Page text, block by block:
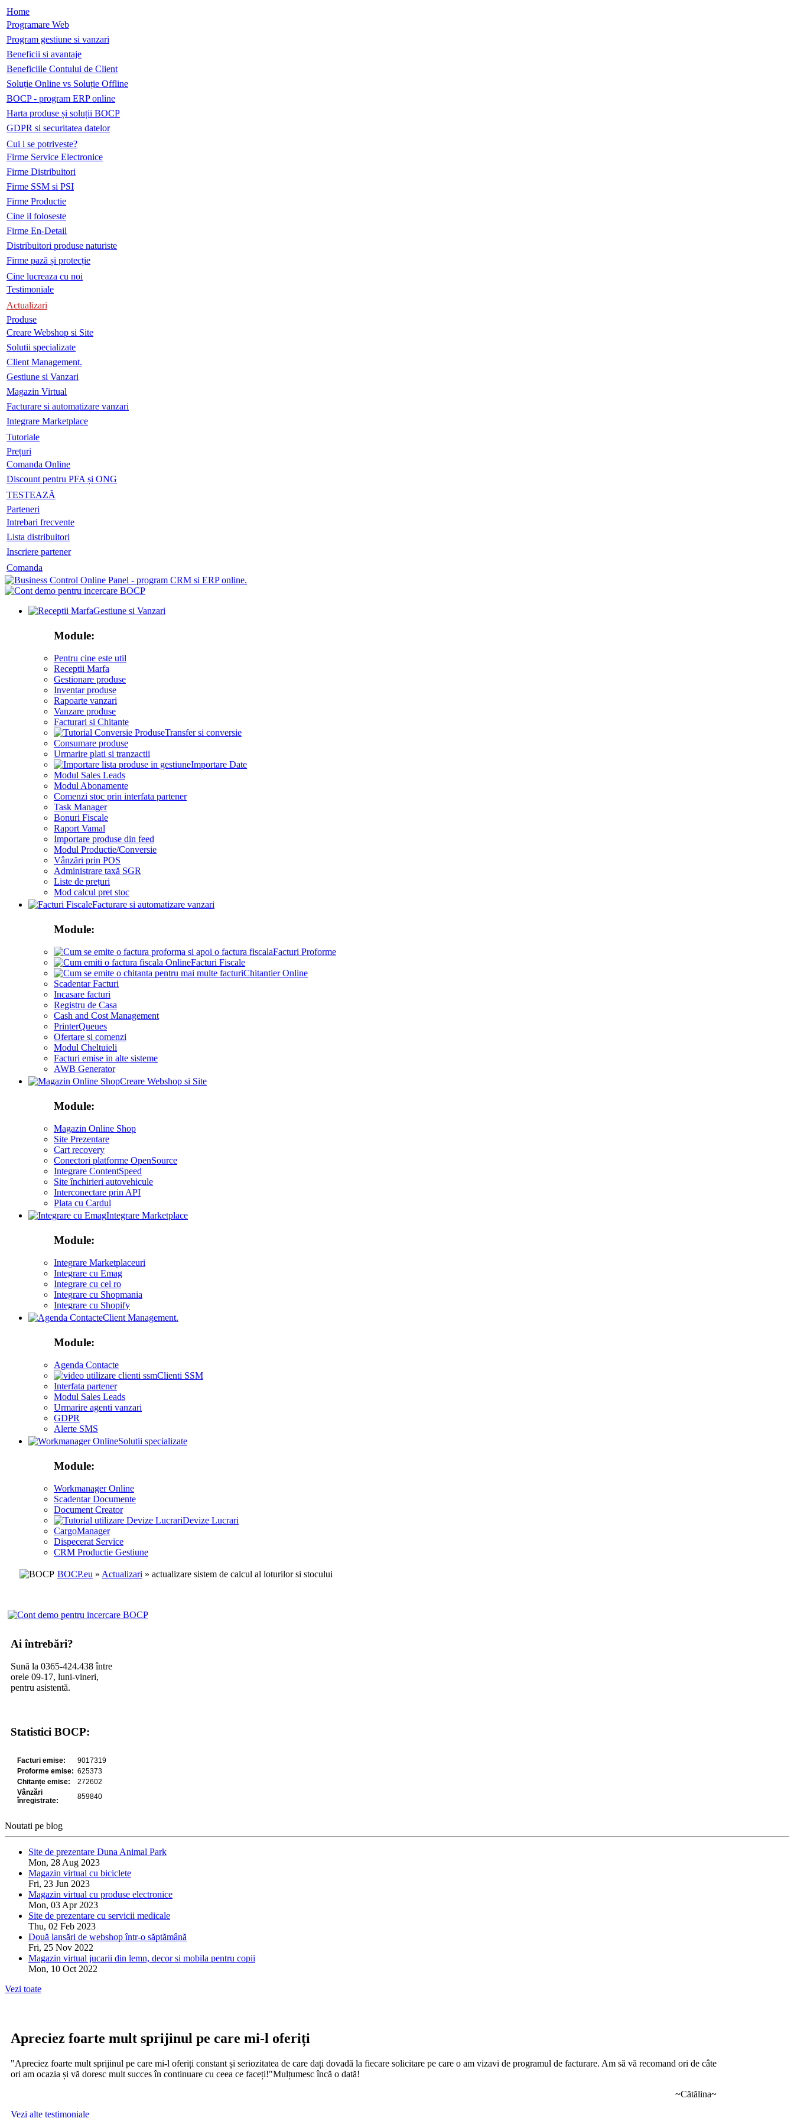
Home
Programare Web
Program gestiune si vanzari
Beneficii si avantaje
Beneficiile Contului de Client
Soluție Online vs Soluție Offline
BOCP - program ERP online
Harta produse și soluții BOCP
GDPR si securitatea datelor
Cui i se potriveste?
Firme Service Electronice
Firme Distribuitori
Firme SSM si PSI
Firme Productie
Cine il foloseste
Firme En-Detail
Distribuitori produse naturiste
Firme pază și protecție
Cine lucreaza cu noi
Testimoniale
Actualizari
Produse
Creare Webshop si Site
Solutii specializate
Client Management.
Gestiune si Vanzari
Magazin Virtual
Facturare si automatizare vanzari
Integrare Marketplace
Tutoriale
Prețuri
Comanda Online
Discount pentru PFA și ONG
TESTEAZĂ
Parteneri
Intrebari frecvente
Lista distribuitori
Inscriere partener
Comanda
Gestiune si Vanzari
Module:
Pentru cine este util
Receptii Marfa
Gestionare produse
Inventar produse
Rapoarte vanzari
Vanzare produse
Facturari si Chitante
Transfer si conversie
Consumare produse
Urmarire plati si tranzactii
Importare Date
Modul Sales Leads
Modul Abonamente
Comenzi stoc prin interfata partener
Task Manager
Bonuri Fiscale
Raport Vamal
Importare produse din feed
Modul Productie/Conversie
Vânzări prin POS
Administrare taxă SGR
Liste de prețuri
Mod calcul pret stoc
Facturare si automatizare vanzari
Module:
Facturi Proforme
Facturi Fiscale
Chitantier Online
Scadentar Facturi
Incasare facturi
Registru de Casa
Cash and Cost Management
PrinterQueues
Ofertare și comenzi
Modul Cheltuieli
Facturi emise in alte sisteme
AWB Generator
Creare Webshop si Site
Module:
Magazin Online Shop
Site Prezentare
Cart recovery
Conectori platforme OpenSource
Integrare ContentSpeed
Site închirieri autovehicule
Interconectare prin API
Plata cu Cardul
Integrare Marketplace
Module:
Integrare Marketplaceuri
Integrare cu Emag
Integrare cu cel ro
Integrare cu Shopmania
Integrare cu Shopify
Client Management.
Module:
Agenda Contacte
Clienti SSM
Interfata partener
Modul Sales Leads
Urmarire agenti vanzari
GDPR
Alerte SMS
Solutii specializate
Module:
Workmanager Online
Scadentar Documente
Document Creator
Devize Lucrari
CargoManager
Dispecerat Service
CRM Productie Gestiune
BOCP.eu » Actualizari » actualizare sistem de calcul al loturilor si stocului
Ai întrebări?
Sună la 0365-424.438 între
orele 09-17, luni-vineri,
pentru asistentă.
Statistici BOCP:
Noutati pe blog
Site de prezentare Duna Animal Park
Mon, 28 Aug 2023
Magazin virtual cu biciclete
Fri, 23 Jun 2023
Magazin virtual cu produse electronice
Mon, 03 Apr 2023
Site de prezentare cu servicii medicale
Thu, 02 Feb 2023
Două lansări de webshop într-o săptămână
Fri, 25 Nov 2022
Magazin virtual jucarii din lemn, decor si mobila pentru copii
Mon, 10 Oct 2022
Vezi toate
Apreciez foarte mult sprijinul pe care mi-l oferiți
"Apreciez foarte mult sprijinul pe care mi-l oferiți constant și seriozitatea de care dați dovadă la fiecare solicitare pe care o am vizavi de programul de facturare. Am să vă recomand ori de câte
ori am ocazia și vă doresc mult succes în continuare cu ceea ce faceți!"Mulțumesc încă o dată!
~Cătălina~
Vezi alte testimoniale